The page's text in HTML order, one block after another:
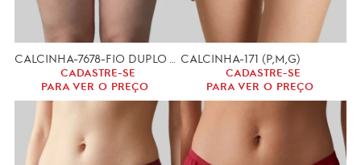
CADASTRE-SE
PARA VER O PREÇO
CALCINHA-171 (P,M,G)
CADASTRE-SE
PARA VER O PREÇO